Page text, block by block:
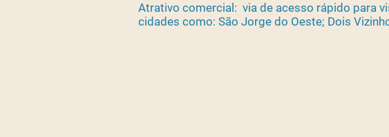
Atrativo comercial: via de acesso rápido para
cidades como: São Jorge do Oeste; Dois